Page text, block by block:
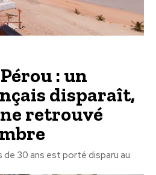
: un
disparaît,
retrouvé
30 ans est porté disparu au